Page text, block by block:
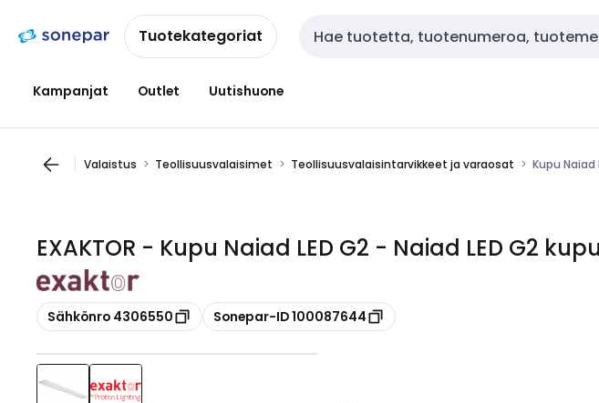
navigointiinsisältöönTuotekategoriat Haku
Kampanjat Outlet Uutishuone
Valaistus Teollisuusvalaisimet Teollisuusvalaisintarvikkeet ja varaosat Kupu Naiad
EXAKTOR - Kupu Naiad LED G2 - Naiad LED G2 kupu
Kopioi
Sähkönro 4306550 Kopioi
Sonepar-ID 100087644